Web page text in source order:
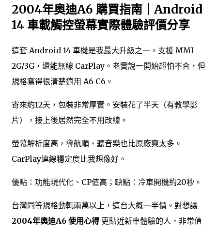
2004年奧迪A6 購買指南｜Android
14 車載觸控螢幕實際體驗評價分享
這套 Android 14 車機是我最大升級之一，支援 MMI
2G/3G，還能無線 CarPlay。老實說一開始超怕不合，但
規格寫得很清楚適用 A6 C6。
寄來約12天，包裝非常厚實。安裝花了半天（有教學影
片），接上後居然完全不用改線。
螢幕解析度高，導航順、聽音樂也比原廠爽太多。
CarPlay連線穩定度比我想像好。
優點：功能現代化、CP值高；缺點：冷車開機約20秒。
台灣同等規格動輒兩萬以上，這台大概一半價。對想讓
2004年奧迪A6 使用心得 更貼近新車體驗的人，非常值